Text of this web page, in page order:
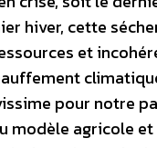
hiver, cette
et
pour notre
modèle agricole et